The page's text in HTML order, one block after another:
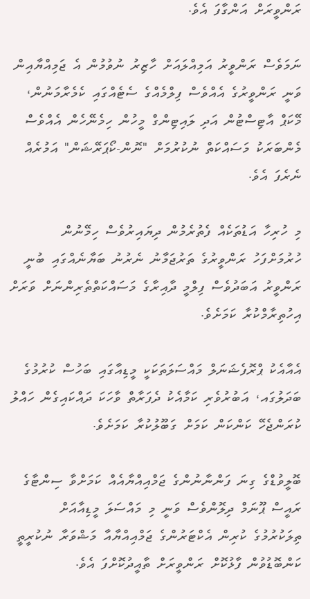
ރަންވީރަށް އަންގާފަ އެވެ.
ނަމަވެސް ރަންވީރު އަމިއްލައަށް ހާޒިރު ނުވުމުން އެ ޖަމިއްޔާއިން
ވަނީ ރަންވީރުގެ އެއްވެސް ފިލްމެއްގެ ސެޓެއްގައި ކެމެރާމަނުން،
މޭކަޕް އާޓިސްޓުން އަދި ލައިޓިންގް މީހުން ހިމެނޭހެން އެއްވެސް
މެންބަރަކު މަސައްކަތް ނުކުރުމަށް "ނޮން-ކޯޕަރޭޝަން" އަމުރެއް
ނެރެފަ އެވެ.
މި ހުރިހާ އަޑުތަކެއް ފެތުރެމުން ދިޔައިރުވެސް ހިމޭނުން
ހުރުމަށްފަހު ރަންވީރުގެ ތަރުޖަމާނު ނެރުނު ބަޔާނެއްގައި ބުނީ
ރަންވީރު އަބަދުވެސް ފިލްމީ ދާއިރާގެ މަސައްކަތްތެރިންނަށް ވަރަށް
އިހުތިރާމްކުރާ ކަމަށެވެ.
އެއާއެކު ޕްރޮފެޝަނަލް މައްސަލަތަކަކީ މީޑިއާގައި ބަހުސް ކުރުމުގެ
ބަދަލުގައ، އަބުރުވެރި ކަމާއެކު ދެފަރާތް ވާހަކަ ދައްކައިގެން ހައްލު
ކުރަންޖެހޭ ކަންކަން ކަމަށް ގަބޫލުކުރާ ކަމަށެވެ.
ބޮލީވުޑްގެ ގިނަ ފަންނާނުންގެ ޖަމްއިއްޔާއެއް ކަމަށްވާ ސިންޓާގެ
ރައީސް ޕޫނަމް ދިލޮންވެސް ވަނީ މި މައްސަލަ މީޑިއާއަށް
ތިލަކުރުމުގެ ކުރިން އެކްޓަރުންގެ ޖަމްއިއްޔާއާ މަޝްވަރާ ނުކުރީތީ
ކަންބޮޑުވުން ފާޅުކޮށް ރަންވީރަށް ތާއީދުކޮށްފަ އެވެ.